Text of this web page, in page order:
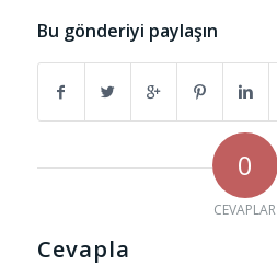
Bu gönderiyi paylaşın
0
CEVAPLAR
Cevapla